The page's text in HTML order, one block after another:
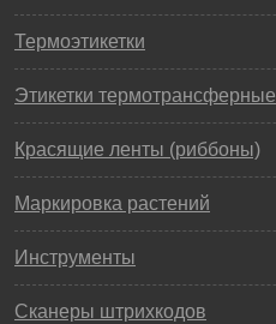
Термоэтикетки
Этикетки термотрансферные
Красящие ленты (риббоны)
Маркировка растений
Инструменты
Сканеры штрихкодов